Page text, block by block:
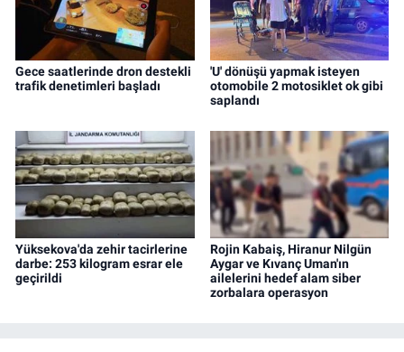
Gece saatlerinde dron destekli
trafik denetimleri başladı
'U' dönüşü yapmak isteyen
otomobile 2 motosiklet ok gibi
saplandı
Yüksekova'da zehir tacirlerine
darbe: 253 kilogram esrar ele
geçirildi
Rojin Kabaiş, Hiranur Nilgün
Aygar ve Kıvanç Uman'ın
ailelerini hedef alam siber
zorbalara operasyon